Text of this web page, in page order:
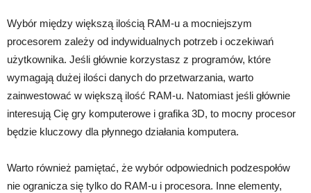
Wybór między większą ilością RAM-u a mocniejszym
procesorem zależy od indywidualnych potrzeb i oczekiwań
użytkownika. Jeśli głównie korzystasz z programów, które
wymagają dużej ilości danych do przetwarzania, warto
zainwestować w większą ilość RAM-u. Natomiast jeśli głównie
interesują Cię gry komputerowe i grafika 3D, to mocny procesor
będzie kluczowy dla płynnego działania komputera.
Warto również pamiętać, że wybór odpowiednich podzespołów
nie ogranicza się tylko do RAM-u i procesora. Inne elementy,